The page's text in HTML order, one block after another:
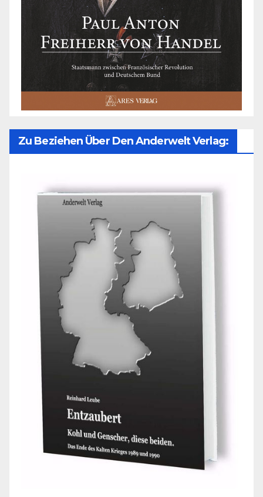
Zu Beziehen Über Den Anderwelt Verlag: